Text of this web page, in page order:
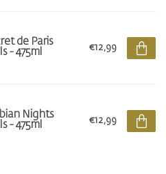
de Paris
- 475ml
€12,99
Nights
- 475ml
€12,99